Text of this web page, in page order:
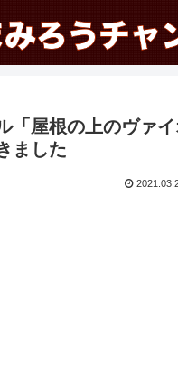
「屋根の上のヴァ
ました